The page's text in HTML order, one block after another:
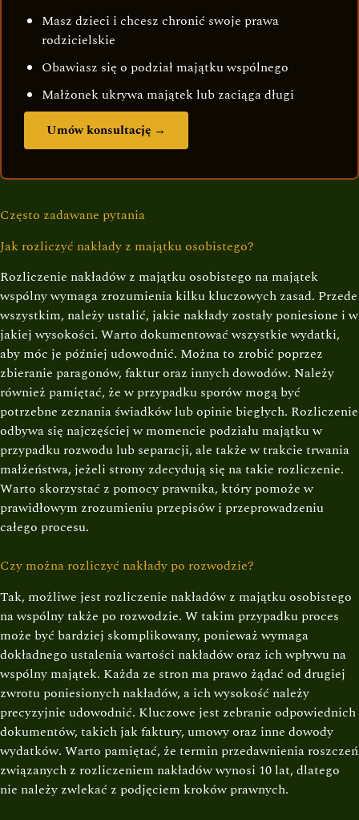
Masz dzieci i chcesz chronić swoje prawa
rodzicielskie
Obawiasz się o podział majątku wspólnego
Małżonek ukrywa majątek lub zaciąga długi
Umów konsultację →
Często zadawane pytania
Jak rozliczyć nakłady z majątku osobistego?
Rozliczenie nakładów z majątku osobistego na majątek
wspólny wymaga zrozumienia kilku kluczowych zasad. Przede
wszystkim, należy ustalić, jakie nakłady zostały poniesione i w
jakiej wysokości. Warto dokumentować wszystkie wydatki,
aby móc je później udowodnić. Można to zrobić poprzez
zbieranie paragonów, faktur oraz innych dowodów. Należy
również pamiętać, że w przypadku sporów mogą być
potrzebne zeznania świadków lub opinie biegłych. Rozliczenie
odbywa się najczęściej w momencie podziału majątku w
przypadku rozwodu lub separacji, ale także w trakcie trwania
małżeństwa, jeżeli strony zdecydują się na takie rozliczenie.
Warto skorzystać z pomocy prawnika, który pomoże w
prawidłowym zrozumieniu przepisów i przeprowadzeniu
całego procesu.
Czy można rozliczyć nakłady po rozwodzie?
Tak, możliwe jest rozliczenie nakładów z majątku osobistego
na wspólny także po rozwodzie. W takim przypadku proces
może być bardziej skomplikowany, ponieważ wymaga
dokładnego ustalenia wartości nakładów oraz ich wpływu na
wspólny majątek. Każda ze stron ma prawo żądać od drugiej
zwrotu poniesionych nakładów, a ich wysokość należy
precyzyjnie udowodnić. Kluczowe jest zebranie odpowiednich
dokumentów, takich jak faktury, umowy oraz inne dowody
wydatków. Warto pamiętać, że termin przedawnienia roszczeń
związanych z rozliczeniem nakładów wynosi 10 lat, dlatego
nie należy zwlekać z podjęciem kroków prawnych.